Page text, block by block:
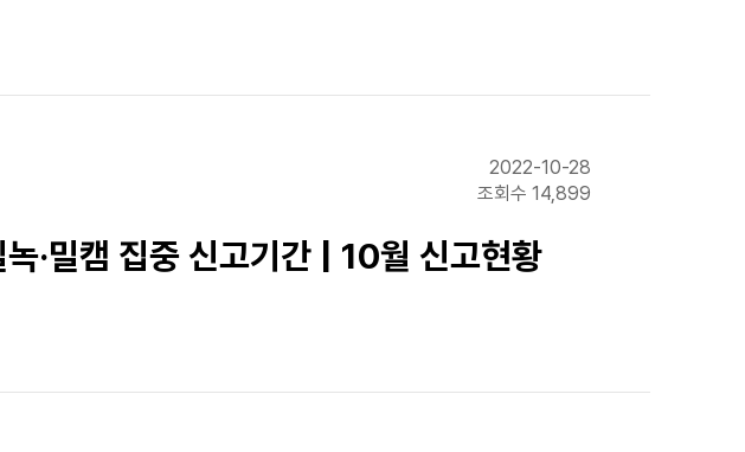
2022-10-28
조회수 14,899
·밀캠 집중 신고기간 | 10월 신고현황